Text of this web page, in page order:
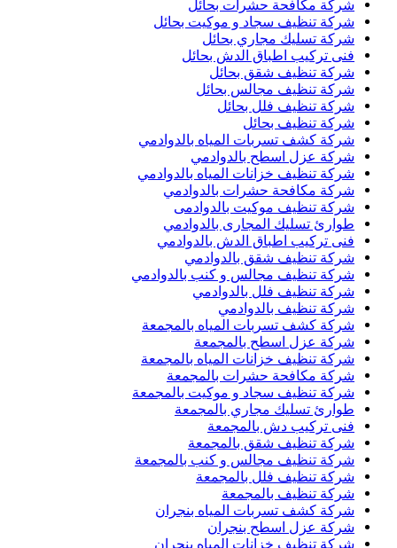
شركة مكافحة حشرات بحائل
شركة تنظيف سجاد و موكيت بحائل
شركة تسليك مجاري بحائل
فنى تركيب اطباق الدش بحائل
شركة تنظيف شقق بحائل
شركة تنظيف مجالس بحائل
شركة تنظيف فلل بحائل
شركة تنظيف بحائل
شركة كشف تسربات المياه بالدوادمي
شركة عزل اسطح بالدوادمي
شركة تنظيف خزانات المياه بالدوادمي
شركة مكافحة حشرات بالدوادمي
شركة تنظيف موكيت بالدوادمى
طوارئ تسليك المجارى بالدوادمي
فنى تركيب اطباق الدش بالدوادمي
شركة تنظيف شقق بالدوادمي
شركة تنظيف مجالس و كنب بالدوادمي
شركة تنظيف فلل بالدوادمي
شركة تنظيف بالدوادمي
شركة كشف تسربات المياه بالمجمعة
شركة عزل اسطح بالمجمعة
شركة تنظيف خزانات المياه بالمجمعة
شركة مكافحة حشرات بالمجمعة
شركة تنظيف سجاد و موكيت بالمجمعة
طوارئ تسليك مجاري بالمجمعة
فنى تركيب دش بالمجمعة
شركة تنظيف شقق بالمجمعة
شركة تنظيف مجالس و كنب بالمجمعة
شركة تنظيف فلل بالمجمعة
شركة تنظيف بالمجمعة
شركة كشف تسربات المياه بنجران
شركة عزل اسطح بنجران
شركة تنظيف خزانات المياه بنجران